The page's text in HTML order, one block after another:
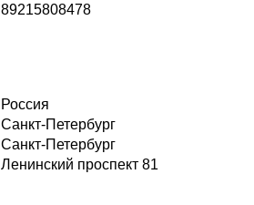
89215808478
Россия
Санкт-Петербург
Санкт-Петербург
Ленинский проспект 81